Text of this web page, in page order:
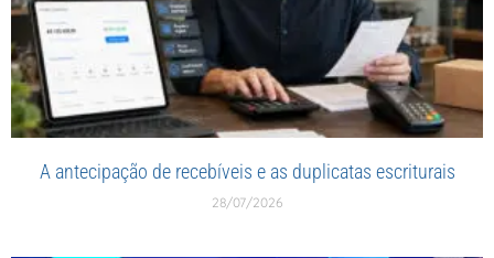
A antecipação de recebíveis e as duplicatas escriturais
28/07/2026